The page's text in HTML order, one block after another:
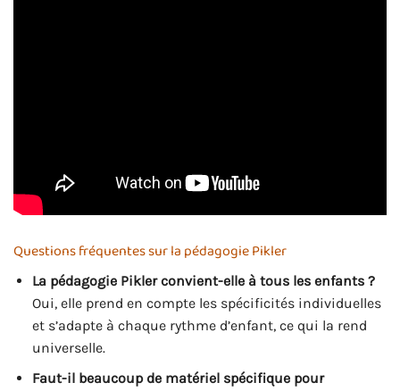
Questions fréquentes sur la pédagogie Pikler
La pédagogie Pikler convient-elle à tous les enfants ?
Oui, elle prend en compte les spécificités individuelles
et s’adapte à chaque rythme d’enfant, ce qui la rend
universelle.
Faut-il beaucoup de matériel spécifique pour